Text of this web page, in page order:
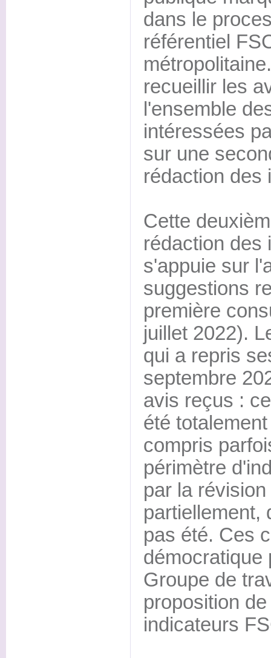
dans le
référentiel
recueillir les
l'ensemble
intéressées
sur une
rédaction des
Cette
rédaction des
s'appuie sur
suggestions
première
juillet 2022).
qui a repris
septembre
avis reçus :
été
compris
périmètre
par la
partiellement,
pas été. Ces
démocratique
Groupe de
proposition
indicateurs